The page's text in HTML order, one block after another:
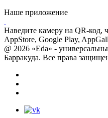
Наше приложение
Наведите камеру на QR-код,
AppStore, Google Play,
@ 2026 «Eda» -
Барракуда. Все права